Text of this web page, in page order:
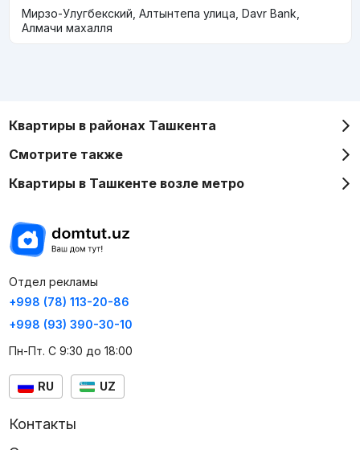
Мирзо-Улугбекский, Алтынтепа улица, Davr Bank,
Алмачи махалля
Квартиры в районах Ташкента
Смотрите также
Квартиры в Ташкенте возле метро
Отдел рекламы
+998 (78) 113-20-86
+998 (93) 390-30-10
Пн-Пт. С 9:30 до 18:00
RU UZ
Контакты